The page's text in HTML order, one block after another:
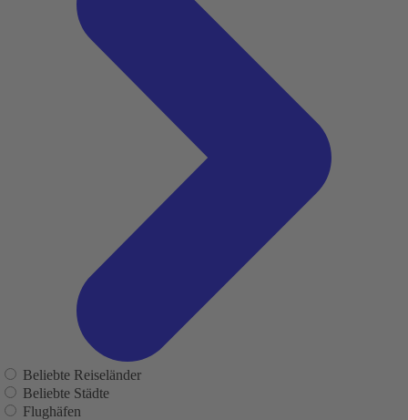
Beliebte Reiseländer
Beliebte Städte
Flughäfen